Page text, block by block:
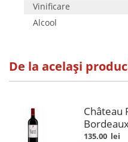
Vinificare
Alcool
De la același
Château
135.00 lei